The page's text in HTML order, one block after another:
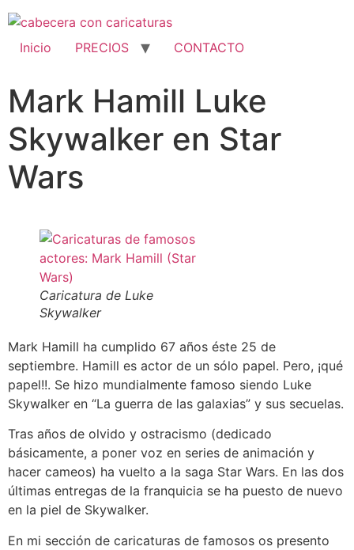
Inicio PRECIOS CONTACTO
Mark Hamill Luke
Skywalker en Star
Wars
Caricatura de Luke
Skywalker
Mark Hamill ha cumplido 67 años éste 25 de
septiembre. Hamill es actor de un sólo papel. Pero, ¡qué
papel!!. Se hizo mundialmente famoso siendo Luke
Skywalker en “La guerra de las galaxias” y sus secuelas.
Tras años de olvido y ostracismo (dedicado
básicamente, a poner voz en series de animación y
hacer cameos) ha vuelto a la saga Star Wars. En las dos
últimas entregas de la franquicia se ha puesto de nuevo
en la piel de Skywalker.
En mi sección de caricaturas de famosos os presento